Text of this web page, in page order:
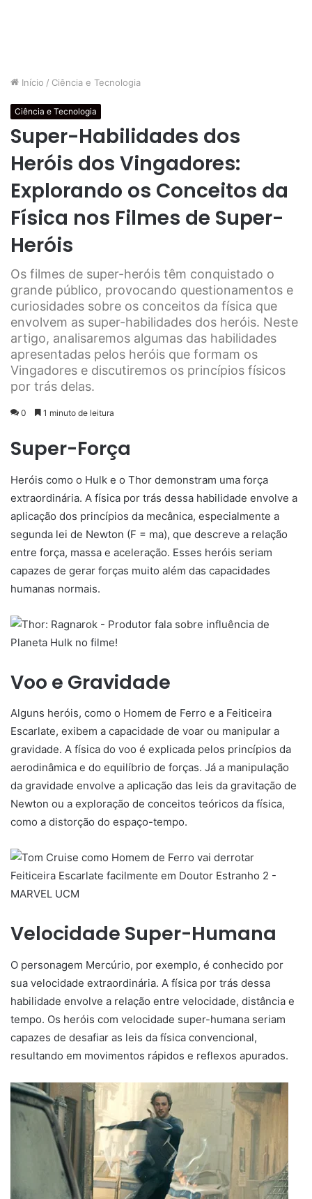
Início / Ciência e Tecnologia
Ciência e Tecnologia
Super-Habilidades dos
Heróis dos Vingadores:
Explorando os Conceitos da
Física nos Filmes de Super-
Heróis
Os filmes de super-heróis têm conquistado o
grande público, provocando questionamentos e
curiosidades sobre os conceitos da física que
envolvem as super-habilidades dos heróis. Neste
artigo, analisaremos algumas das habilidades
apresentadas pelos heróis que formam os
Vingadores e discutiremos os princípios físicos
por trás delas.
0 1 minuto de leitura
Super-Força
Heróis como o Hulk e o Thor demonstram uma força
extraordinária. A física por trás dessa habilidade envolve a
aplicação dos princípios da mecânica, especialmente a
segunda lei de Newton (F = ma), que descreve a relação
entre força, massa e aceleração. Esses heróis seriam
capazes de gerar forças muito além das capacidades
humanas normais.
Voo e Gravidade
Alguns heróis, como o Homem de Ferro e a Feiticeira
Escarlate, exibem a capacidade de voar ou manipular a
gravidade. A física do voo é explicada pelos princípios da
aerodinâmica e do equilíbrio de forças. Já a manipulação
da gravidade envolve a aplicação das leis da gravitação de
Newton ou a exploração de conceitos teóricos da física,
como a distorção do espaço-tempo.
Velocidade Super-Humana
O personagem Mercúrio, por exemplo, é conhecido por
sua velocidade extraordinária. A física por trás dessa
habilidade envolve a relação entre velocidade, distância e
tempo. Os heróis com velocidade super-humana seriam
capazes de desafiar as leis da física convencional,
resultando em movimentos rápidos e reflexos apurados.